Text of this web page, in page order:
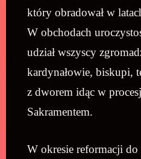
który obradował w
W obchodach
udział wszyscy
kardynałowie, biskupi,
z dworem idąc w
Sakramentem.
W okresie reformacji